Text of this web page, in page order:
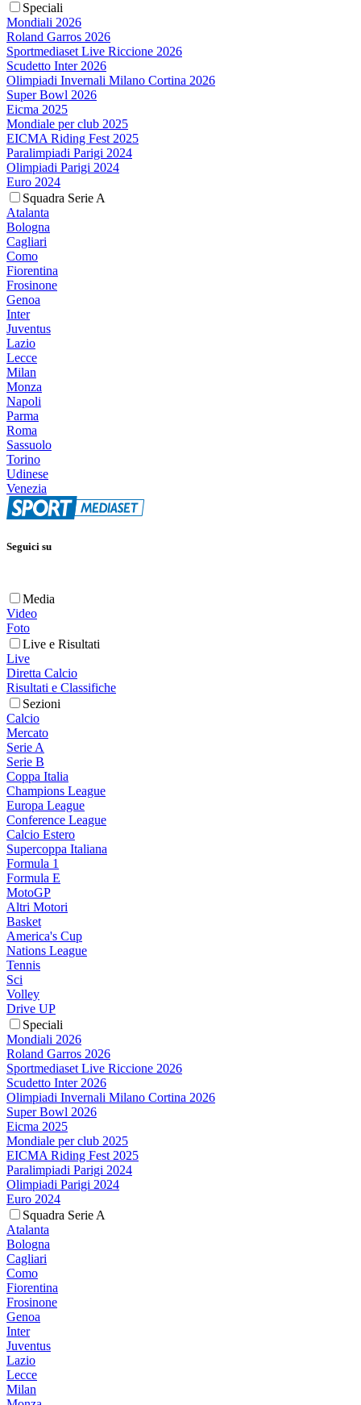
Speciali
Mondiali 2026
Roland Garros 2026
Sportmediaset Live Riccione 2026
Scudetto Inter 2026
Olimpiadi Invernali Milano Cortina 2026
Super Bowl 2026
Eicma 2025
Mondiale per club 2025
EICMA Riding Fest 2025
Paralimpiadi Parigi 2024
Olimpiadi Parigi 2024
Euro 2024
Squadra Serie A
Atalanta
Bologna
Cagliari
Como
Fiorentina
Frosinone
Genoa
Inter
Juventus
Lazio
Lecce
Milan
Monza
Napoli
Parma
Roma
Sassuolo
Torino
Udinese
Venezia
Seguici su
Media
Video
Foto
Live e Risultati
Live
Diretta Calcio
Risultati e Classifiche
Sezioni
Calcio
Mercato
Serie A
Serie B
Coppa Italia
Champions League
Europa League
Conference League
Calcio Estero
Supercoppa Italiana
Formula 1
Formula E
MotoGP
Altri Motori
Basket
America's Cup
Nations League
Tennis
Sci
Volley
Drive UP
Speciali
Mondiali 2026
Roland Garros 2026
Sportmediaset Live Riccione 2026
Scudetto Inter 2026
Olimpiadi Invernali Milano Cortina 2026
Super Bowl 2026
Eicma 2025
Mondiale per club 2025
EICMA Riding Fest 2025
Paralimpiadi Parigi 2024
Olimpiadi Parigi 2024
Euro 2024
Squadra Serie A
Atalanta
Bologna
Cagliari
Como
Fiorentina
Frosinone
Genoa
Inter
Juventus
Lazio
Lecce
Milan